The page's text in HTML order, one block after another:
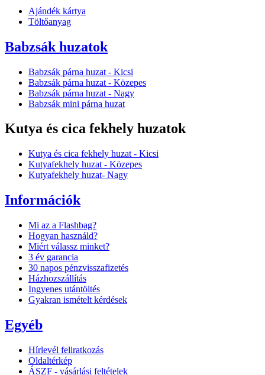
Ajándék kártya
Töltőanyag
Babzsák huzatok
Babzsák párna huzat - Kicsi
Babzsák párna huzat - Közepes
Babzsák párna huzat - Nagy
Babzsák mini párna huzat
Kutya és cica fekhely huzatok
Kutya és cica fekhely huzat - Kicsi
Kutyafekhely huzat - Közepes
Kutyafekhely huzat- Nagy
Információk
Mi az a Flashbag?
Hogyan használd?
Miért válassz minket?
3 év garancia
30 napos pénzvisszafizetés
Házhozszállítás
Ingyenes utántöltés
Gyakran ismételt kérdések
Egyéb
Hírlevél feliratkozás
Oldaltérkép
ÁSZF - vásárlási feltételek